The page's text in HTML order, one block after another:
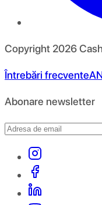
Copyright 2026
Întrebări frecvente
Abonare newsletter